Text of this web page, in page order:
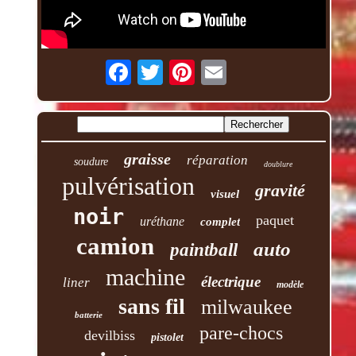
soudure graisse réparation doublure
pulvérisation visuel gravité
noir uréthane complet paquet
camion paintball auto
liner machine électrique modèle
batterie sans fil milwaukee
devilbiss pistolet pare-chocs